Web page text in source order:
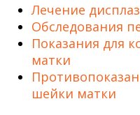
Лечение
Обследования
Показания для
матки
шейки матки